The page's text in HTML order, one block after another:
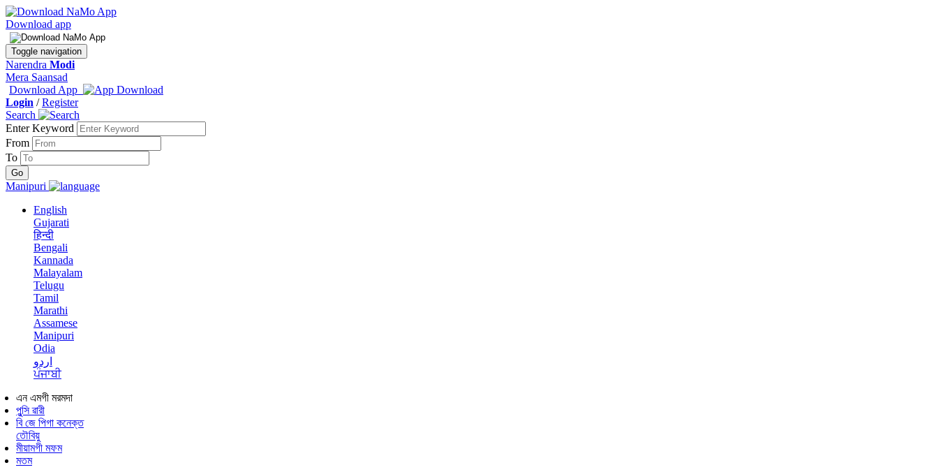
Download app
Toggle navigation
Narendra Modi
Mera Saansad
Download App
Login /Register
Search
Enter Keyword
From
To
Manipuri
English
Gujarati
हिन्दी
Bengali
Kannada
Malayalam
Telugu
Tamil
Marathi
Assamese
Manipuri
Odia
اردو
ਪੰਜਾਬੀ
এন এমগী মরমদা
পুন্সি ৱারী
বি জে পিগা কনেক্ত
তৌবিয়ু
মীয়ামগী মফম
মতম